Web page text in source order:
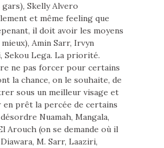
Skelly Alvero
et même feeling que
il doit avoir les moyens
Amin Sarr, Irvyn
Sekou Lega. La priorité.
ne pas forcer pour certains
la chance, on le souhaite, de
sous un meilleur visage et
en prêt la percée de certains
Nuamah, Mangala,
Arouch (on se demande où il
M. Sarr, Laaziri,